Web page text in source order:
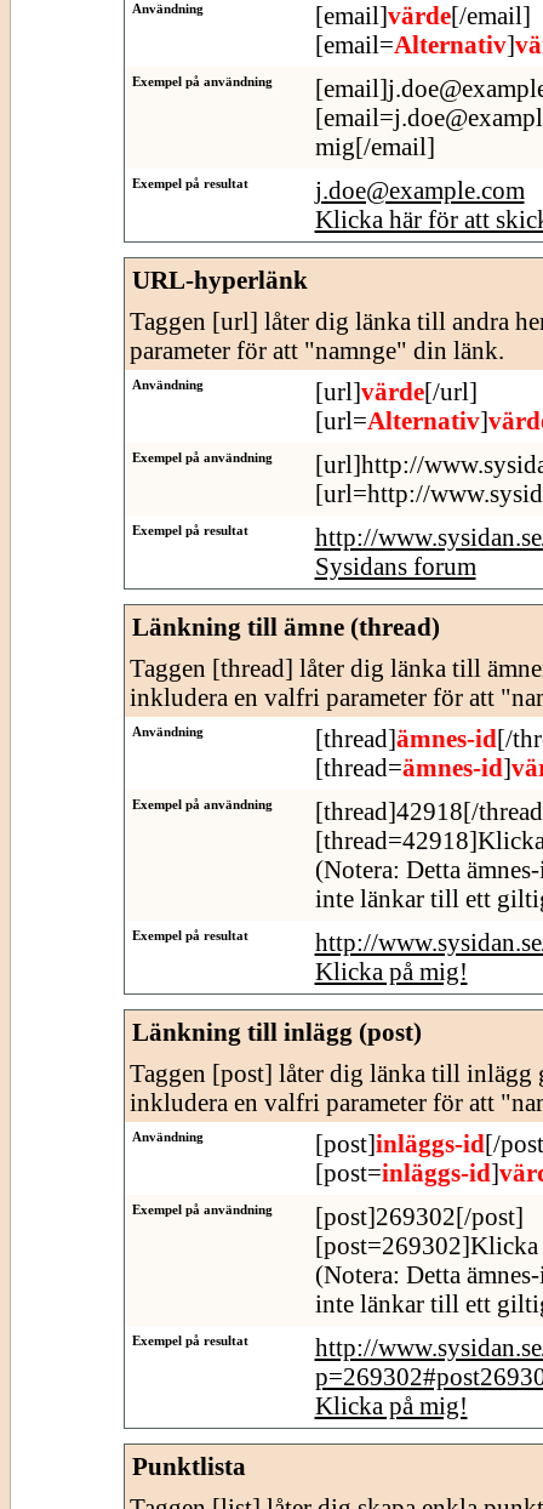
Användning [email]värde[/email]
[email=Alternativ]
Exempel på användning
mig[/email]
Exempel på resultat
j.doe@example.com
Klicka här för att
URL-hyperlänk
Taggen [url] låter dig länka till andra
parameter för att "namnge" din länk.
Användning [url]värde[/url]
[url=Alternativ]
Exempel på användning
[url]http://
[url=http://
Exempel på resultat
http://
Sysidans forum
Länkning till ämne (thread)
Taggen [thread] låter dig länka till
inkludera en valfri parameter för att
Användning [thread]ämnes-id[/
[thread=ämnes-id]
Exempel på användning
[thread]42918[/
(Notera: Detta
inte länkar till ett
Exempel på resultat
http://
Klicka på mig!
Länkning till inlägg (post)
Taggen [post] låter dig länka till inlägg
inkludera en valfri parameter för att
Användning [post]inläggs-id[/
[post=inläggs-id]
Exempel på användning
[post]269302[/post]
(Notera: Detta
inte länkar till ett
Exempel på resultat
http://
Klicka på mig!
Punktlista